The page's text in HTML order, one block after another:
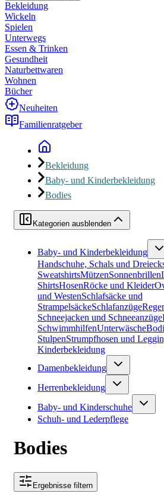
Bekleidung
Wickeln
Spielen
Unterwegs
Essen & Trinken
Gesundheit
Naturbettwaren
Wohnen
Bücher
Neuheiten
Familienratgeber
Bekleidung
Baby- und Kinderbekleidung
Bodies
Kategorien ausblenden
Baby- und Kinderbekleidung
Handschuhe, Schals und
SweatshirtsMützenSonnenbrillen
ShirtsHosenRöcke und Kleider
und WestenSchlafsäcke und
StrampelsäckeSchlafanzüge
Schneejacken und Schneeanzüge
SchwimmhilfenUnterwäsche
StulpenStrumpfhosen und
Kinderbekleidung
Damenbekleidung
Herrenbekleidung
Baby- und Kinderschuhe
Schuh- und Lederpflege
Bodies
Ergebnisse filtern